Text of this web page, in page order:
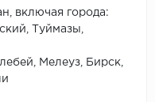
включая города:
Туймазы,
Мелеуз, Бирск,